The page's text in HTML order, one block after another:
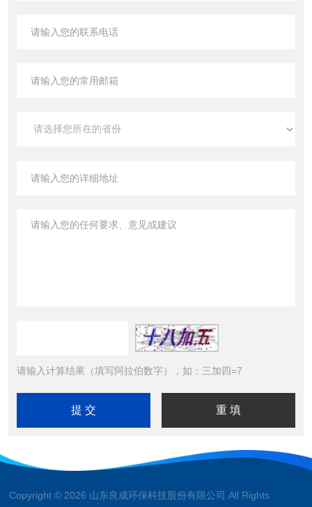
请输入计算结果（填写阿拉伯数字），如：三加四=7
Copyright © 2026 山东良成环保科技股份有限公司 All Rights